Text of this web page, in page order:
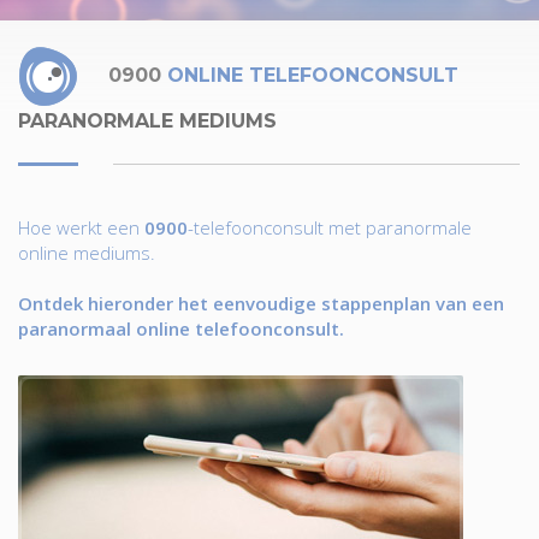
0900 ONLINE TELEFOONCONSULT
PARANORMALE MEDIUMS
Hoe werkt een 0900-telefoonconsult met paranormale
online mediums.
Ontdek hieronder het eenvoudige stappenplan van een
paranormaal online telefoonconsult.